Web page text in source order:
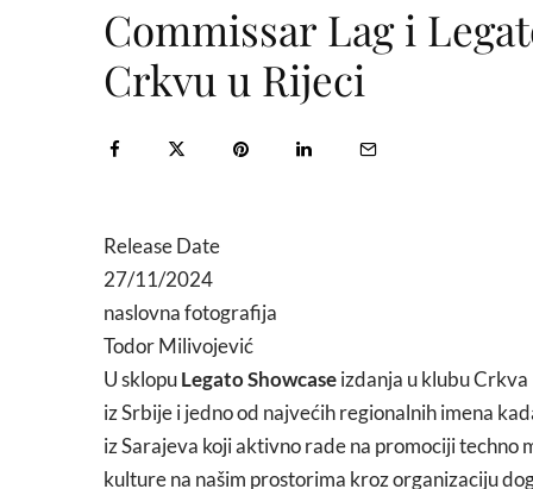
Commissar Lag i
Crkvu u Rijeci
Release Date
27/11/2024
naslovna fotografija
Todor Milivojević
U sklopuLegato Showcaseizdanja u klubu
iz Srbije i jedno od najvećih regionalnih imena
iz Sarajeva koji aktivno rade na promociji
kulture na našim prostorima kroz organizaciju